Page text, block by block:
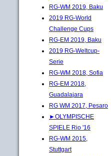
RG-WM 2019, Baku
2019 RG-World
Challenge Cups
RG-EM 2019, Baku
2019 RG-Weltcup-
Serie
RG-WM 2018, Sofia
RG-EM 2018,
Guadalajara
RG WM 2017, Pesaro
►OLYMPISCHE
SPIELE Rio '16
RG-WM 2015,
Stuttgart